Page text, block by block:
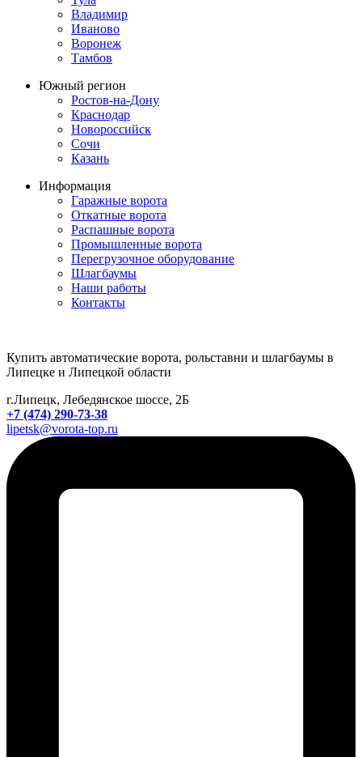
Владимир
Иваново
Воронеж
Тамбов
Южный регион
Ростов-на-Дону
Краснодар
Новороссийск
Сочи
Казань
Информация
Гаражные ворота
Откатные ворота
Распашные ворота
Промышленные ворота
Перегрузочное оборудование
Шлагбаумы
Наши работы
Контакты
Купить автоматические ворота, рольставни и шлагбаумы в
Липецке и Липецкой области
г.Липецк, Лебедянское шоссе, 2Б
+7 (474) 290-73-38
lipetsk@vorota-top.ru